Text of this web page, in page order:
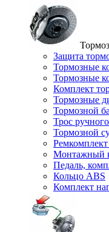
Защита
Тормозные
Тормозные
Комплект
Тормозные
Тормозной
Трос
Тормозной
Монтажный
Педаль,
Кольцо ABS
Комплект